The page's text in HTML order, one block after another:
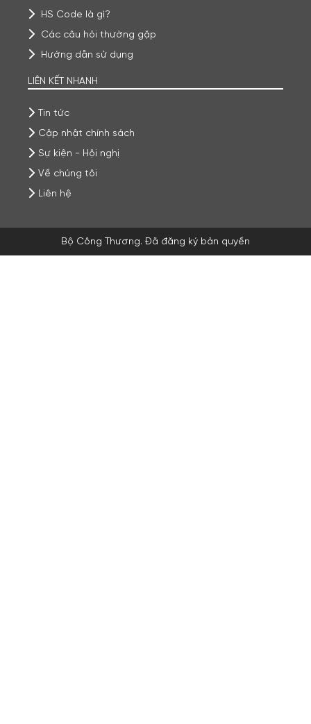
HS Code là gì?
Các câu hỏi thường gặp
Hướng dẫn sử dụng
LIÊN KẾT NHANH
Tin tức
Cập nhật chính sách
Sự kiện - Hội nghị
Về chúng tôi
Liên hệ
Bộ Công Thương. Đã đăng ký bản quyền